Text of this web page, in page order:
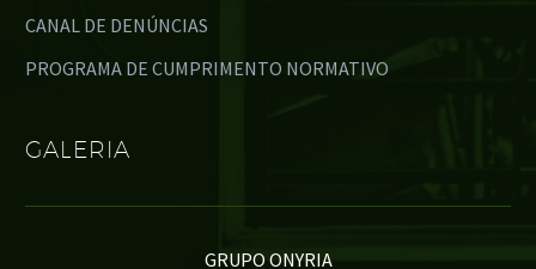
CANAL DE DENÚNCIAS
PROGRAMA DE CUMPRIMENTO NORMATIVO
GALERIA
GRUPO ONYRIA